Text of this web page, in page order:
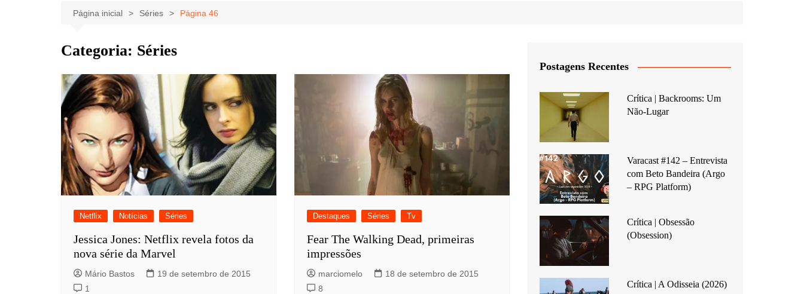
Celebridades
Música
Notícias
Clássicos
Página inicial Séries Página 46
Categoria: Séries
Netflix Notícias Séries
Jessica Jones: Netflix revela fotos da
nova série da Marvel
Mário Bastos
19 de setembro de 2015
1
Destaques Séries Tv
Fear The Walking Dead, primeiras
impressões
marciomelo
18 de setembro de 2015
8
Postagens Recentes
Crítica | Backrooms: Um
Não-Lugar
Varacast #142 – Entrevista
com Beto Bandeira (Argo
– RPG Platform)
Crítica | Obsessão
(Obsession)
Crítica | A Odisseia (2026)